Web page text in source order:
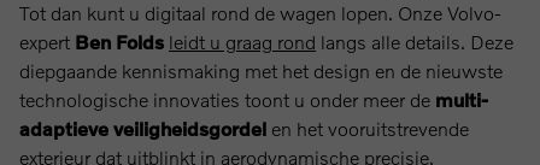
Tot dan kunt u digitaal rond de wagen lopen. Onze Volvo-
expert Ben Folds leidt u graag rond langs alle details. Deze
diepgaande kennismaking met het design en de nieuwste
technologische innovaties toont u onder meer de multi-
adaptieve veiligheidsgordel en het vooruitstrevende
exterieur dat uitblinkt in aerodynamische precisie.